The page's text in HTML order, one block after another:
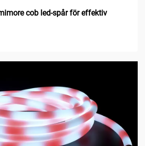
cob led-spår för effektiv